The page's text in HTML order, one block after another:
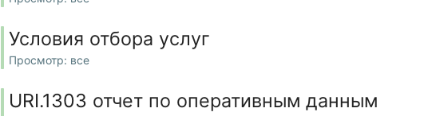
Условия отбора услуг
Просмотр: все
URI.1303 отчет по оперативным данным